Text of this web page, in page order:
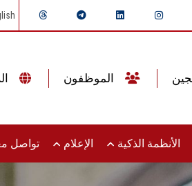
الأنظمة الذكية الإعلام تواصل